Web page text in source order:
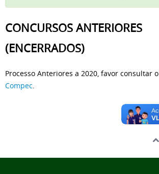
CONCURSOS ANTERIORES
(ENCERRADOS)
Processo Anteriores a 2020, favor consultar o
Compec